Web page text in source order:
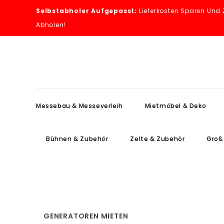
Selbstabholer Aufgepasst: Lieferkosten Sparen
Abholen!
Messebau & Messeverleih Mietmöbel & Deko
Bühnen & Zubehör Zelte & Zubehör
GENERATOREN MIETEN